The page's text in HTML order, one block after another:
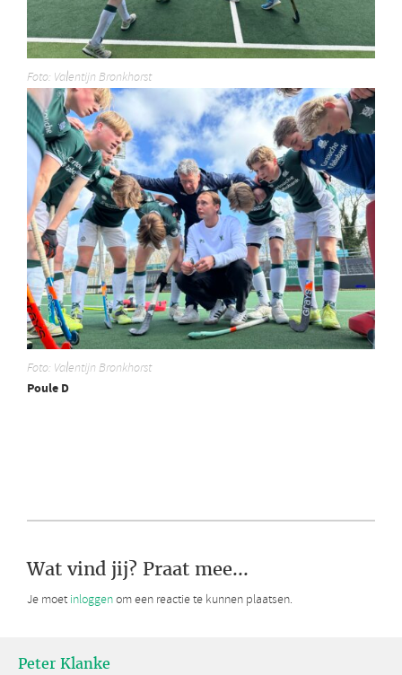
Foto: Valentijn Bronkhorst
Foto: Valentijn Bronkhorst
Poule D
Wat vind jij? Praat mee...
Je moet inloggenom een reactie te kunnen plaatsen.
Peter Klanke